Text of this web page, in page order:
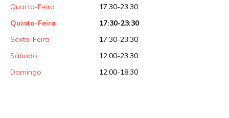
Quarta-Feira
17:30-23:30
Quinta-Feira
17:30-23:30
Sexta-Feira
17:30-23:30
Sábado
12:00-23:30
Domingo
12:00-18:30